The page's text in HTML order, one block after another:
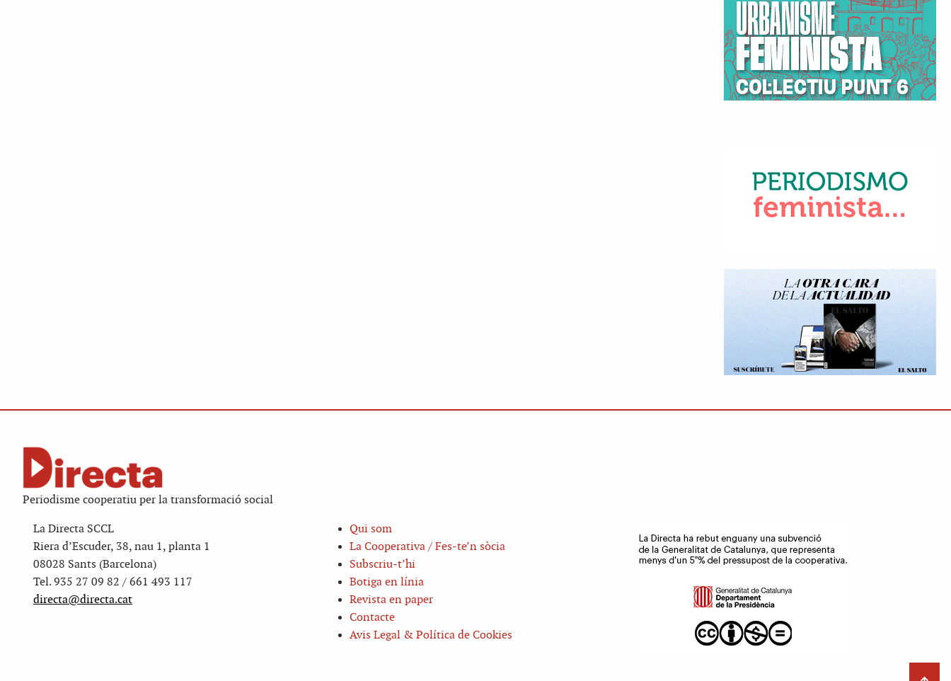
Periodisme cooperatiu per la transformació social
La Directa SCCL
Riera d’Escuder, 38, nau 1, planta 1
08028 Sants (Barcelona)
Tel. 935 27 09 82 / 661 493 117
directa@directa.cat
Qui som
La Cooperativa / Fes-te’n sòcia
Subscriu-t’hi
Botiga en línia
Revista en paper
Contacte
Avis Legal & Política de Cookies